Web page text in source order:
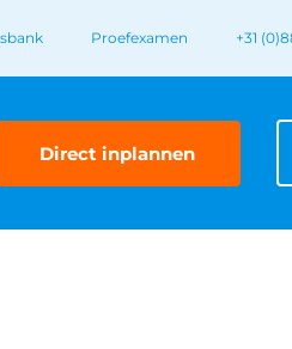
Proefexamen +31
Direct inplannen